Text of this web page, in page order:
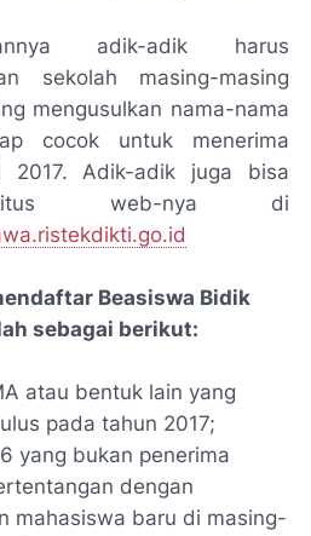
adik-adik harus
sekolah masing-masing
mengusulkan nama-nama
cocok untuk menerima
2017. Adik-adik juga bisa
situs web-nya di
Beasiswa Bidik
sebagai berikut:
atau bentuk lain yang
pada tahun 2017;
yang bukan penerima
dengan
mahasiswa baru di masing-